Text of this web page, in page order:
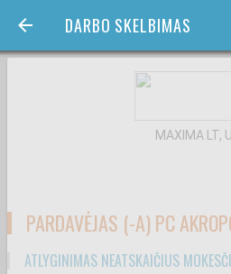
DARBO SKELBIMAS
MAXIMA LT,
PARDAVĖJAS (-A) PC
ATLYGINIMAS NEATSKAIČIUS